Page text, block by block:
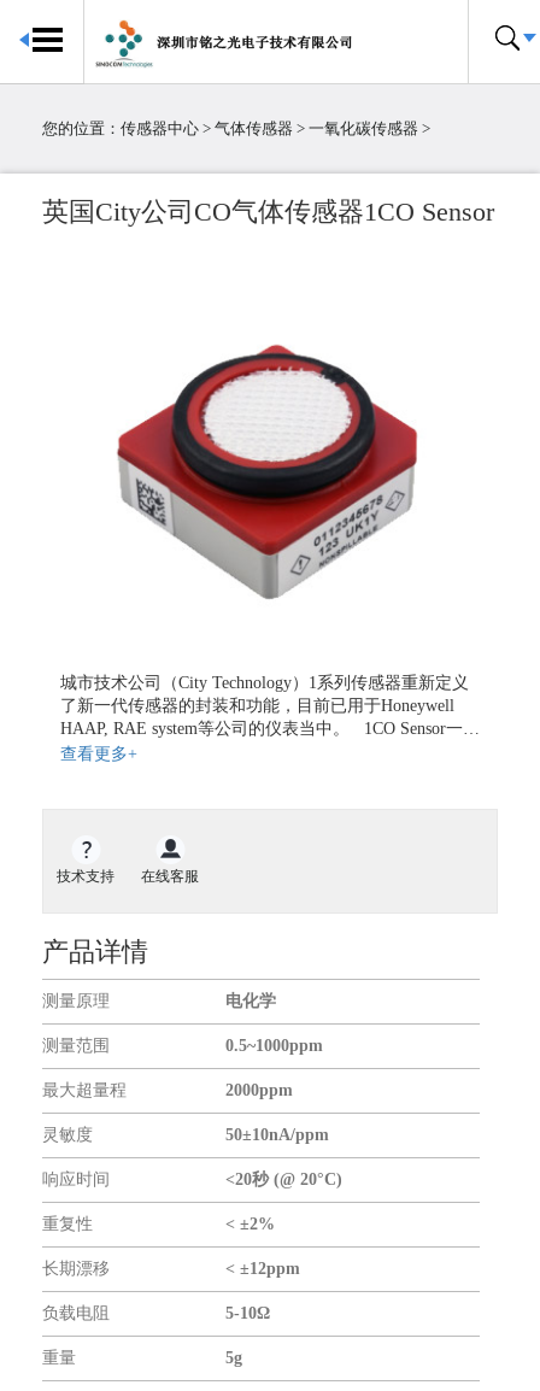
首页
加速度传感器
霍尔传感器
粉尘传感器
液位传感器
扭矩传感器
力传感器
无线通信模块
GPS全向天线
关于我们
合作伙伴
联系我们
您的位置： 传感器中心 > 气体传感器 > 一氧化碳传感器 >
英国City公司CO气体传感器1CO Sensor
城市技术公司（City Technology）1系列传感器重新定义
了新一代传感器的封装和功能，目前已用于Honeywell
HAAP, RAE system等公司的仪表当中。 1CO Sensor一氧
化碳气体传感器基于电化学原理，小型化设计节约仪表
查看更多+
技术支持 在线客服
产品详情
测量原理 电化学
测量范围 0.5~1000ppm
最大超量程 2000ppm
灵敏度 50±10nA/ppm
响应时间 <20秒 (@ 20°C)
重复性 < ±2%
长期漂移 < ±12ppm
负载电阻 5-10Ω
重量 5g